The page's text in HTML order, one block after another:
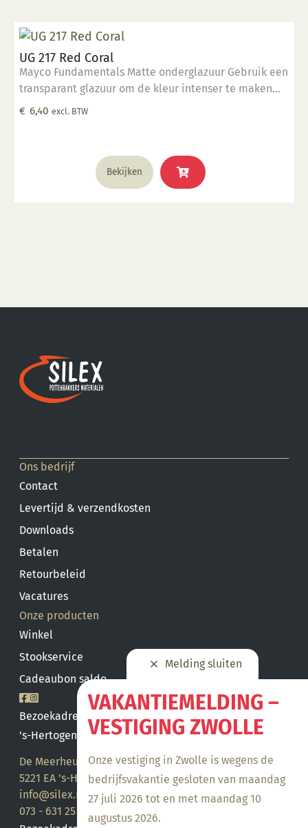
Melding sluiten
VAKANTIEMELDING –
VESTIGING ZWOLLE
Onze vestiging in Zwolle is wegens de
bedrijfsvakantie gesloten van maandag
27 juli 2026 tot en met maandag 10
augustus 2026.
UG 217 Red Coral
Mayco Fundamentals Matte onderglazuur Gebruik een
transparant glazuur om de kleur intenser te maken
Geschikt voor gebruiksgoed mits er een transparant
€ 6,40 excl. BTW
Bekijken
Ons bedrijf
Contact
Levertijd & verzendkosten
Downloads
Betalen
Retourbeleid
Vacatures
Onze producten
Winkel
Stookservice
Cadeaubon saldo
Bezoekadres
's-Hertogenbosch
De Meerheuvel 21
5221 EA 's-Hertogenbosch
info@silex.nl
073 - 631 25 28